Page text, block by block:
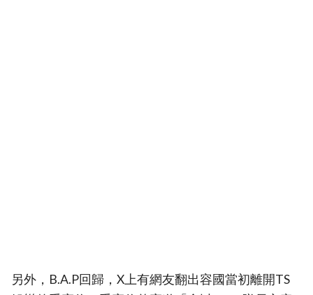
另外，B.A.P回歸，X上有網友翻出容國當初離開TS